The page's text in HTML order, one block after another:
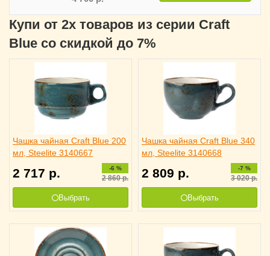
Купи от 2х товаров из серии Craft
Blue со скидкой до 7%
Чашка чайная Craft Blue 200
мл, Steelite 3140667
2 717 р. -6 %
2 860р.
Выбрать
Чашка чайная Craft Blue 340
мл, Steelite 3140668
2 809 р. -7 %
3 020р.
Выбрать